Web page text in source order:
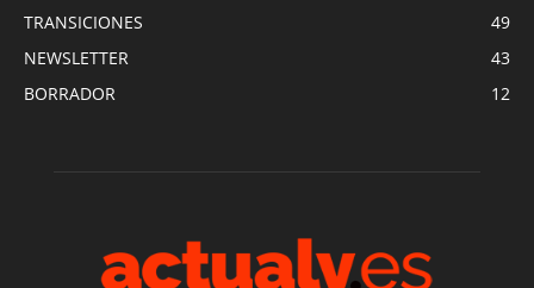
TRANSICIONES
49
NEWSLETTER
43
BORRADOR
12